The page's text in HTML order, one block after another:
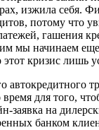
изжила
потому что
гашения
мы начинаем
кризис лишь
для того,
на
банком